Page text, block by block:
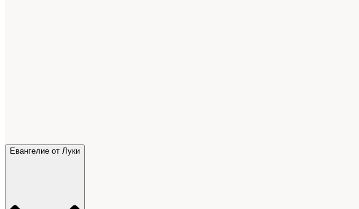
Евангелие от Луки